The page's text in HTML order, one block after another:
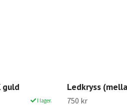
guld
I lager.
Ledkryss
750 kr